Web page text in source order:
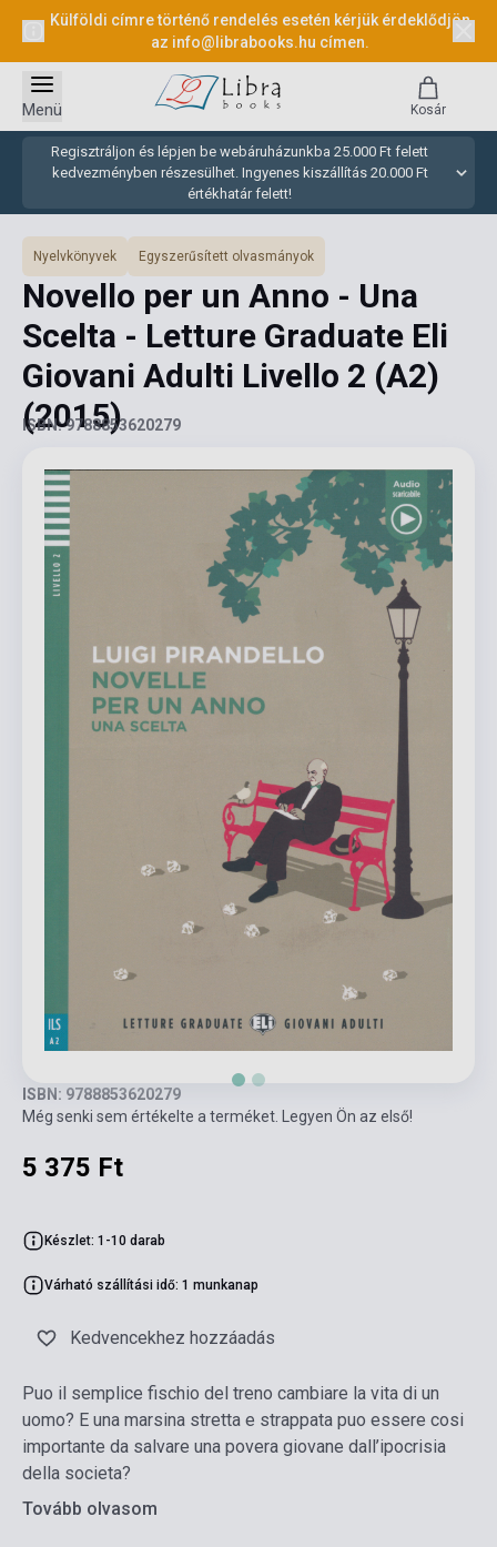
Külföldi címre történő rendelés esetén kérjük érdeklődjön
az info@librabooks.hu címen.
Regisztráljon és lépjen be webáruházunkba 25.000 Ft felett
kedvezményben részesülhet. Ingyenes kiszállítás 20.000 Ft
értékhatár felett!
Menü Kosár
Nyelvkönyvek Egyszerűsített olvasmányok
Novello per un Anno - Una
Scelta - Letture Graduate Eli
Giovani Adulti Livello 2 (A2)
(2015)
ISBN: 9788853620279
ISBN: 9788853620279
Még senki sem értékelte a terméket. Legyen Ön az első!
5 375 Ft
Készlet: 1-10 darab
Várható szállítási idő: 1 munkanap
Kedvencekhez hozzáadás
Puo il semplice fischio del treno cambiare la vita di un
uomo? E una marsina stretta e strappata puo essere cosi
importante da salvare una povera giovane dall’ipocrisia
della societa?
Tovább olvasom